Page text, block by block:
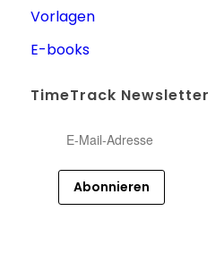
Vorlagen
E-books
TimeTrack Newsletter